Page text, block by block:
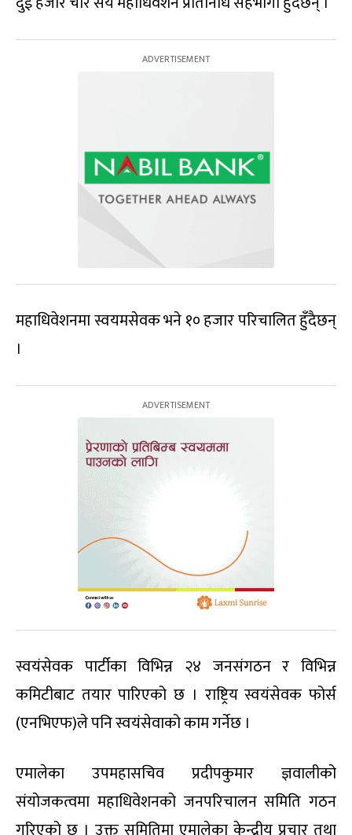
महाधिवेशनमा स्वयमसेवक भने १० हजार परिचालित हुँदैछन्
।
स्वयंसेवक पार्टीका विभिन्न २४ जनसंगठन र विभिन्न
कमिटीबाट तयार पारिएको छ । राष्ट्रिय स्वयंसेवक फोर्स
(एनभिएफ)ले पनि स्वयंसेवाको काम गर्नेछ ।
एमालेका उपमहासचिव प्रदीपकुमार ज्ञवालीको
संयोजकत्वमा महाधिवेशनको जनपरिचालन समिति गठन